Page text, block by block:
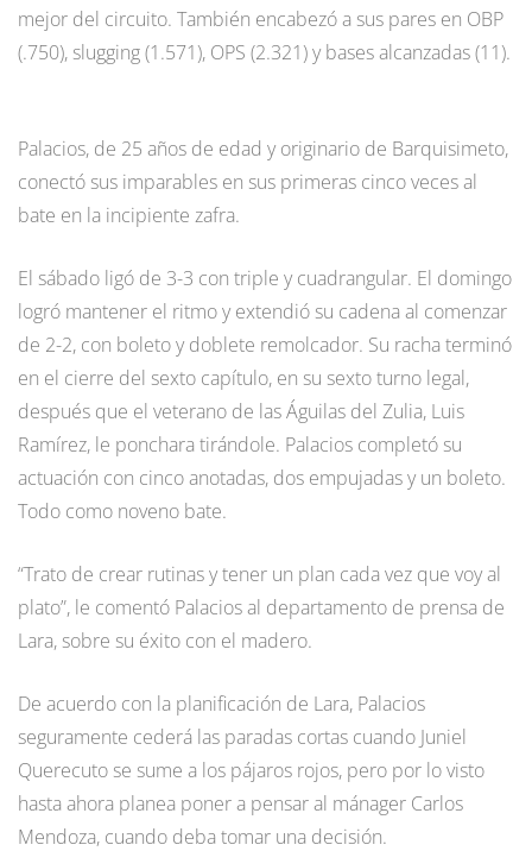
mejor del circuito. También encabezó a sus pares en OBP
(.750), slugging (1.571), OPS (2.321) y bases alcanzadas (11).
Palacios, de 25 años de edad y originario de Barquisimeto,
conectó sus imparables en sus primeras cinco veces al
bate en la incipiente zafra.
El sábado ligó de 3-3 con triple y cuadrangular. El domingo
logró mantener el ritmo y extendió su cadena al comenzar
de 2-2, con boleto y doblete remolcador. Su racha terminó
en el cierre del sexto capítulo, en su sexto turno legal,
después que el veterano de las Águilas del Zulia, Luis
Ramírez, le ponchara tirándole. Palacios completó su
actuación con cinco anotadas, dos empujadas y un boleto.
Todo como noveno bate.
“Trato de crear rutinas y tener un plan cada vez que voy al
plato”, le comentó Palacios al departamento de prensa de
Lara, sobre su éxito con el madero.
De acuerdo con la planificación de Lara, Palacios
seguramente cederá las paradas cortas cuando Juniel
Querecuto se sume a los pájaros rojos, pero por lo visto
hasta ahora planea poner a pensar al mánager Carlos
Mendoza, cuando deba tomar una decisión.